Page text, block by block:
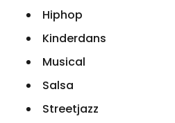
Hiphop
Kinderdans
Musical
Salsa
Streetjazz